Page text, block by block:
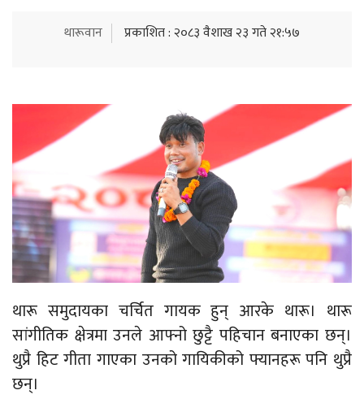
थारूवान प्रकाशित : २०८३ वैशाख २३ गते २१:५७
थारू समुदायका चर्चित गायक हुन् आरके थारू। थारू
सांगीतिक क्षेत्रमा उनले आफ्नो छुट्टै पहिचान बनाएका छन्।
थुप्रै हिट गीता गाएका उनको गायिकीको फ्यानहरू पनि थुप्रै
छन्।